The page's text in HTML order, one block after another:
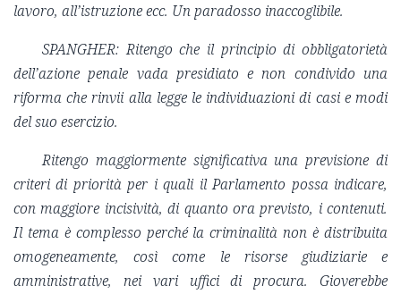
lavoro, all’istruzione ecc. Un paradosso inaccoglibile.
SPANGHER: Ritengo che il principio di obbligatorietà
dell’azione penale vada presidiato e non condivido una
riforma che rinvii alla legge le individuazioni di casi e modi
del suo esercizio.
Ritengo maggiormente significativa una previsione di
criteri di priorità per i quali il Parlamento possa indicare,
con maggiore incisività, di quanto ora previsto, i contenuti.
Il tema è complesso perché la criminalità non è distribuita
omogeneamente, così come le risorse giudiziarie e
amministrative, nei vari uffici di procura. Gioverebbe